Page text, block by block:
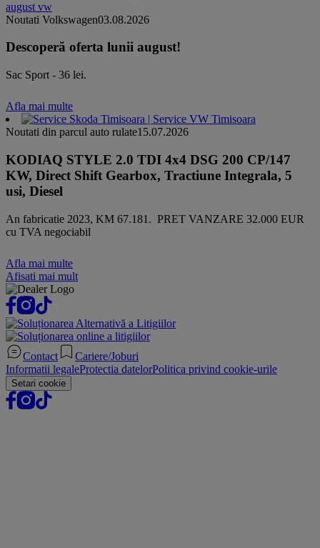
Noutati Volkswagen03.08.2026
Descoperă oferta lunii august!
Sac Sport - 36 lei.
Afla mai multe
Noutati din parcul auto rulate15.07.2026
KODIAQ STYLE 2.0 TDI 4x4 DSG 200 CP/147
KW, Direct Shift Gearbox, Tractiune Integrala, 5
usi, Diesel
An fabricatie 2023, KM 67.181. PRET VANZARE 32.000 EUR
cu TVA negociabil
Afla mai multe
Afisati mai mult
Contact
Cariere/Joburi
Informatii legaleProtectia datelorPolitica privind cookie-urile
Setari cookie